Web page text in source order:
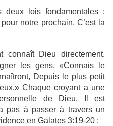
lois fondamentales ;
notre prochain. C’est la
connaît Dieu directement.
les gens, «Connais le
Depuis le plus petit
Chaque croyant a une
de Dieu. Il est
pas à passer à travers un
en Galates 3:19-20 :